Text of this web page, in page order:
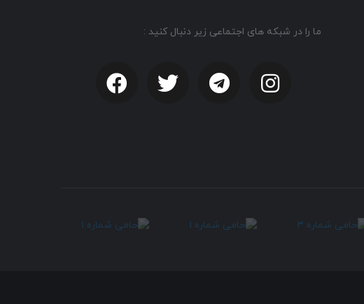
ما را در شبکه های اجتماعی زیر دنبال کنید :